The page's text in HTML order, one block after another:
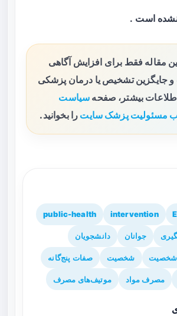
نشده است .
مقاله فقط برای افزایش آگاهی
جایگزین تشخیص یا درمان پزشکی
بیشتر، صفحه سیاست
مسئولیت پزشک سایت را بخوانید.
intervention
public-health
جوانان دانشجویان
شخصیت شخصیت صفات پنج‌گانه
مصرف مواد موتیف‌های مصرف